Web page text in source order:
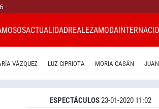
ACTUALIDADREALEZAMODA
VÁZQUEZ LUZ CIPRIOTA MORIA CASÁN
ESPECTÁCULOS23-01-2020 11:02